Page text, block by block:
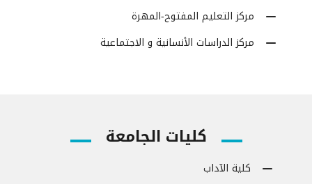
مركز التعليم المفتوح-المهرة
مركز الدراسات الأنسانية و الاجتماعية
كليات الجامعة
كلية الآداب